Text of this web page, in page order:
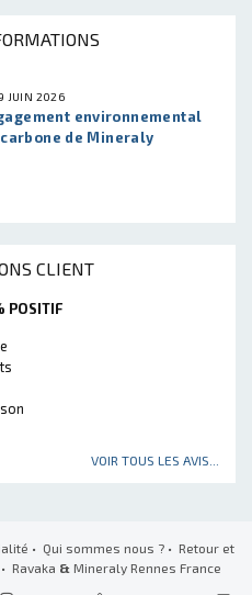
JUIN 2026
environnemental
de Mineraly
CLIENT
POSITIF
VOIR TOUS LES AVIS...
• Qui sommes nous ? • Retour et
• Ravaka & Mineraly Rennes France